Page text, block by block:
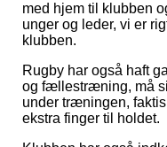
med hjem til klubben
unger og leder, vi er
klubben.
Rugby har også haft
og fællestræning, må
under træningen,
ekstra finger til holdet.